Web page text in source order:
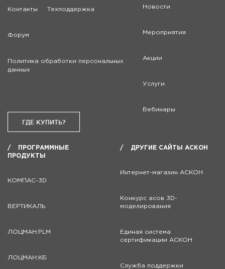
Контакты Техподдержка
Форум
Политика обработки персональных
данных
ГДЕ КУПИТЬ?
Новости
Мероприятия
Акции
Услуги
Вебинары
ПРОГРАММНЫЕ
ПРОДУКТЫ
КОМПАС-3D
ВЕРТИКАЛЬ
ЛОЦМАН:PLM
ЛОЦМАН:КБ
ДРУГИЕ САЙТЫ АСКОН
Интернет-магазин АСКОН
Конкурс асов 3D-
моделирования
Единая система
сертификации АСКОН
Служба поддержки